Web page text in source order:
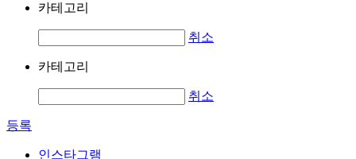
카테고리
취소
카테고리
취소
등록
인스타그램